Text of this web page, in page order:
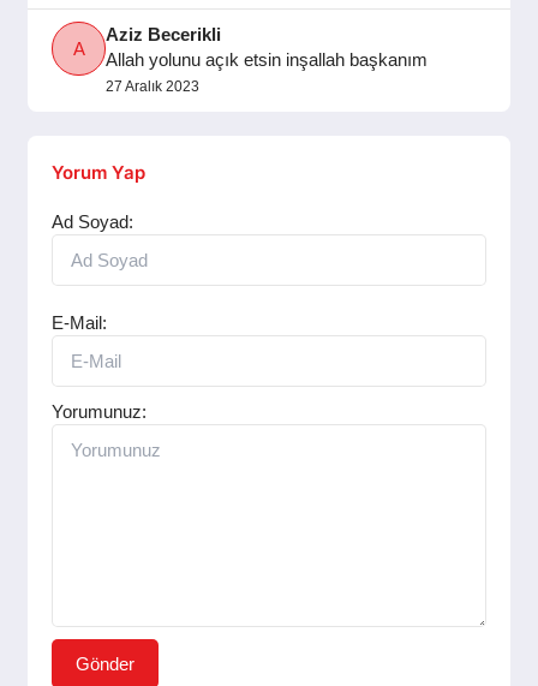
YAŞAM
A
Aziz Becerikli
Allah yolunu açık etsin inşallah başkanım
27 Aralık 2023
Yorum Yap
Ad Soyad:
E-Mail:
Yorumunuz:
Gönder